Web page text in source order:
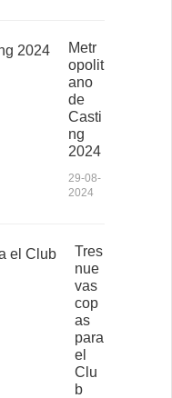
Metr
opolit
ano
de
Casti
ng
2024
29-08-
2024
Tres
nue
vas
cop
as
para
el
Clu
b